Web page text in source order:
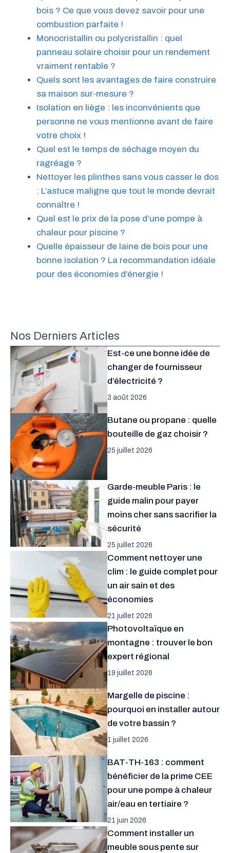
bois ? Ce que vous devez savoir pour une
combustion parfaite !
Monocristallin ou polycristallin : quel
panneau solaire choisir pour un rendement
vraiment rentable ?
Quels sont les avantages de faire construire
sa maison sur-mesure ?
Isolation en liège : les inconvénients que
personne ne vous mentionne avant de faire
votre choix !
Quel est le temps de séchage moyen du
ragréage ?
Nettoyer les plinthes sans vous casser le dos
: L’astuce maligne que tout le monde devrait
connaître !
Quel est le prix de la pose d’une pompe à
chaleur pour piscine ?
Quelle épaisseur de laine de bois pour une
bonne isolation ? La recommandation idéale
pour des économies d’énergie !
Nos Derniers Articles
Est-ce une bonne idée de
changer de fournisseur
d’électricité ?
3 août 2026
Butane ou propane : quelle
bouteille de gaz choisir ?
25 juillet 2026
Garde-meuble Paris : le
guide malin pour payer
moins cher sans sacrifier la
sécurité
25 juillet 2026
Comment nettoyer une
clim : le guide complet pour
un air sain et des
économies
21 juillet 2026
Photovoltaïque en
montagne : trouver le bon
expert régional
19 juillet 2026
Margelle de piscine :
pourquoi en installer autour
de votre bassin ?
1 juillet 2026
BAT-TH-163 : comment
bénéficier de la prime CEE
pour une pompe à chaleur
air/eau en tertiaire ?
21 juin 2026
Comment installer un
meuble sous pente sur